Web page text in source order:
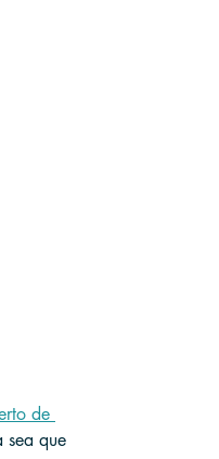
de
sea que